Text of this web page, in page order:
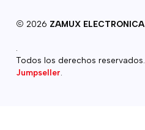
2026 ZAMUX ELECTRONICA
Todos los derechos reservados.
Jumpseller